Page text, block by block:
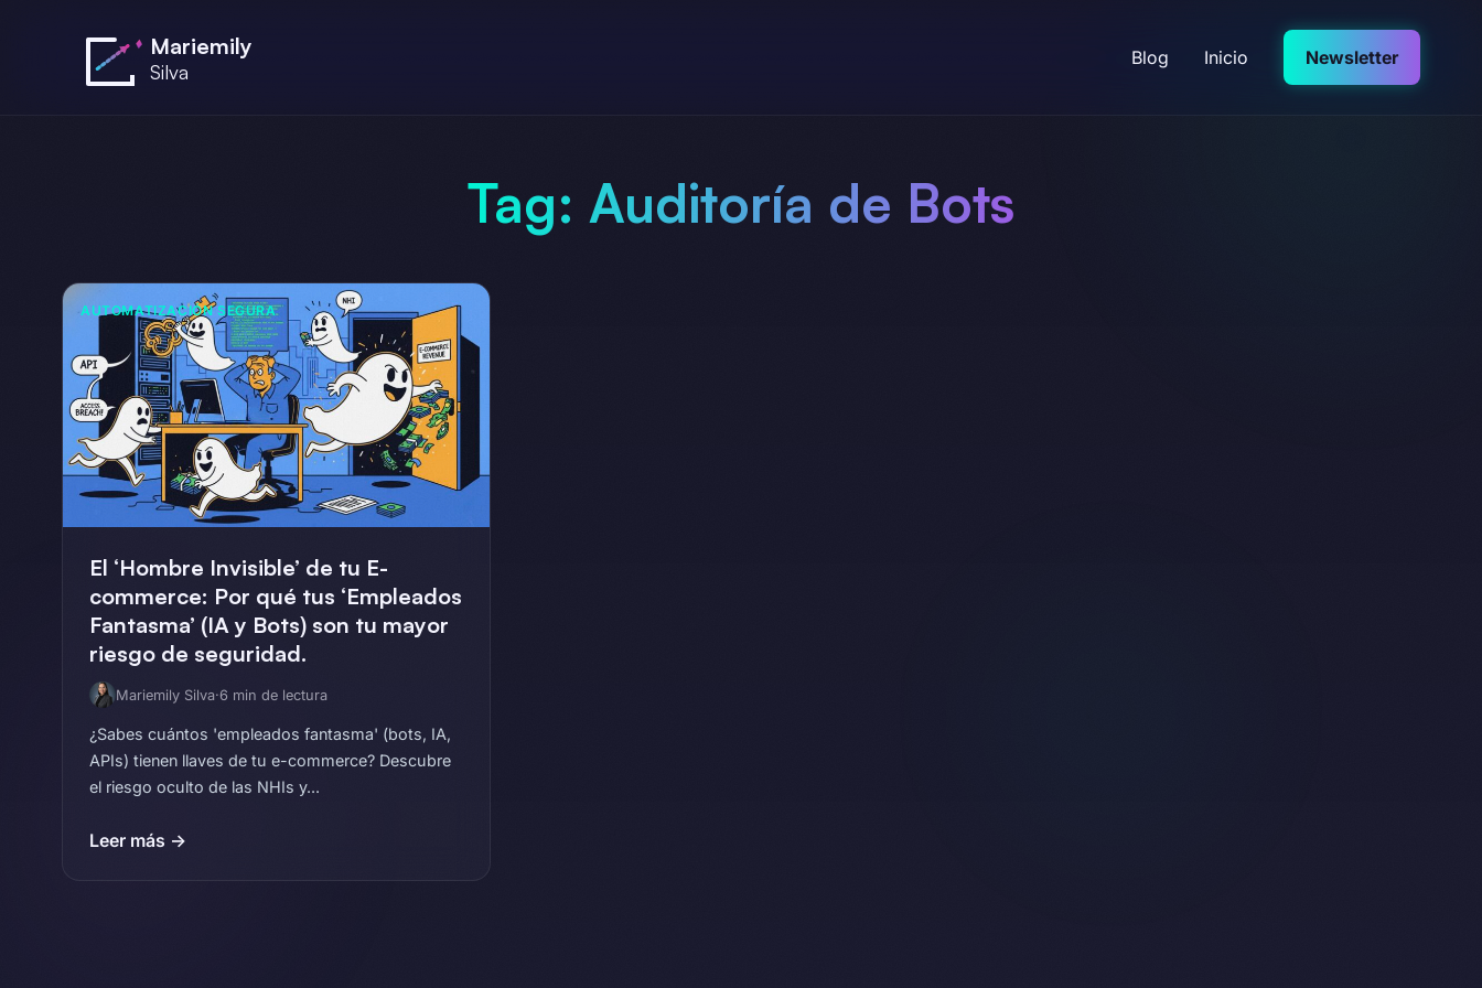
Mariemily
Silva
Blog Inicio Newsletter
Tag: Auditoría de Bots
AUTOMATIZACIÓN SEGURA
El ‘Hombre Invisible’ de tu E-
commerce: Por qué tus ‘Empleados
Fantasma’ (IA y Bots) son tu mayor
riesgo de seguridad.
Mariemily Silva·6 min de lectura
¿Sabes cuántos 'empleados fantasma' (bots, IA,
APIs) tienen llaves de tu e-commerce? Descubre
el riesgo oculto de las NHIs y...
Leer más →